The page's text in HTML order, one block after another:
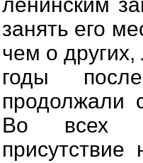
ленинским
занять его
чем о
годы
продолжали
Во всех